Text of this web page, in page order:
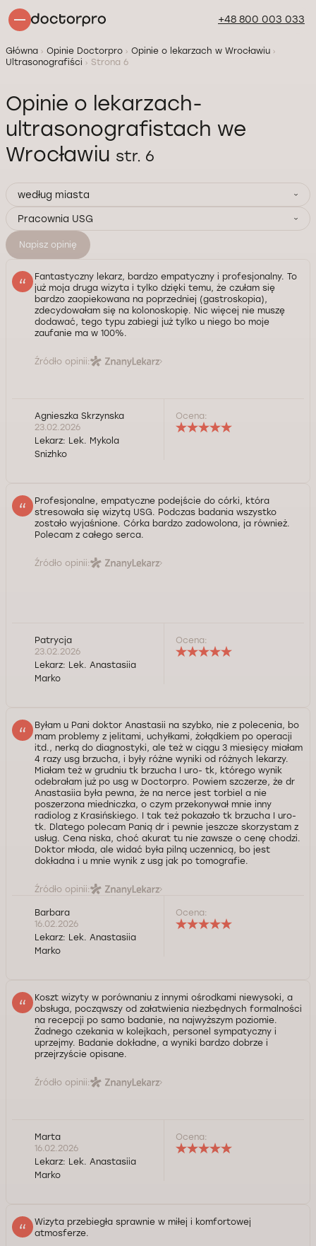
+48 800 003 033
Główna Opinie Doctorpro
Opinie o lekarzach w Wrocławiu
Ultrasonografiści
Strona 6
Opinie o lekarzach-
ultrasonografistach we
Wrocławiu str. 6
według miasta
Pracownia USG
Napisz opinię
Fantastyczny lekarz, bardzo empatyczny i profesjonalny. To
już moja druga wizyta i tylko dzięki temu, że czułam się
bardzo zaopiekowana na poprzedniej (gastroskopia),
zdecydowałam się na kolonoskopię. Nic więcej nie muszę
dodawać, tego typu zabiegi już tylko u niego bo moje
zaufanie ma w 100%.
Źródło opinii:
Agnieszka Skrzynska
23.02.2026
Lekarz: Lek. Mykola
Snizhko
Ocena:
Profesjonalne, empatyczne podejście do córki, która
stresowała się wizytą USG. Podczas badania wszystko
zostało wyjaśnione. Córka bardzo zadowolona, ja również.
Polecam z całego serca.
Źródło opinii:
Patrycja
23.02.2026
Lekarz: Lek. Anastasiia
Marko
Ocena:
Byłam u Pani doktor Anastasii na szybko, nie z polecenia, bo
mam problemy z jelitami, uchyłkami, żołądkiem po operacji
itd., nerką do diagnostyki, ale też w ciągu 3 miesięcy miałam
4 razy usg brzucha, i były różne wyniki od różnych lekarzy.
Miałam też w grudniu tk brzucha I uro- tk, którego wynik
odebrałam już po usg w Doctorpro. Powiem szczerze, że dr
Anastasiia była pewna, że na nerce jest torbiel a nie
poszerzona miedniczka, o czym przekonywał mnie inny
radiolog z Krasińskiego. I tak też pokazało tk brzucha I uro-
tk. Dlatego polecam Panią dr i pewnie jeszcze skorzystam z
usług. Cena niska, choć akurat tu nie zawsze o cenę chodzi.
Doktor młoda, ale widać była pilną uczennicą, bo jest
dokładna i u mnie wynik z usg jak po tomografie.
Źródło opinii:
Barbara
16.02.2026
Lekarz: Lek. Anastasiia
Marko
Ocena:
Koszt wizyty w porównaniu z innymi ośrodkami niewysoki, a
obsługa, począwszy od załatwienia niezbędnych formalności
na recepcji po samo badanie, na najwyższym poziomie.
Żadnego czekania w kolejkach, personel sympatyczny i
uprzejmy. Badanie dokładne, a wyniki bardzo dobrze i
przejrzyście opisane.
Źródło opinii:
Marta
16.02.2026
Lekarz: Lek. Anastasiia
Marko
Ocena:
Wizyta przebiegła sprawnie w miłej i komfortowej
atmosferze.